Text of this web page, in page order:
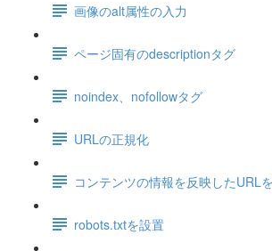
画像のalt属性の入力
ページ固有のdescriptionタグ
noindex、nofollowタグ
URLの正規化
コンテンツの情報を反映したURL
robots.txtを設置